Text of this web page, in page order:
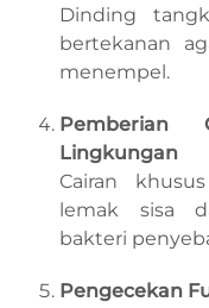
Dinding
bertekanan
menempel.
Pemberian
Lingkungan
Cairan
lemak sisa
bakteri
Pengecekan